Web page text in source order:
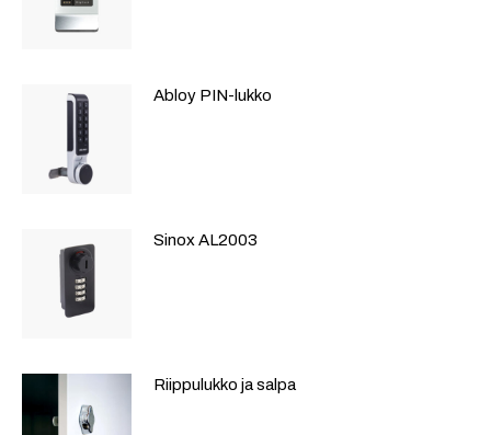
Abloy PIN-lukko
Sinox AL2003
Riippulukko ja salpa